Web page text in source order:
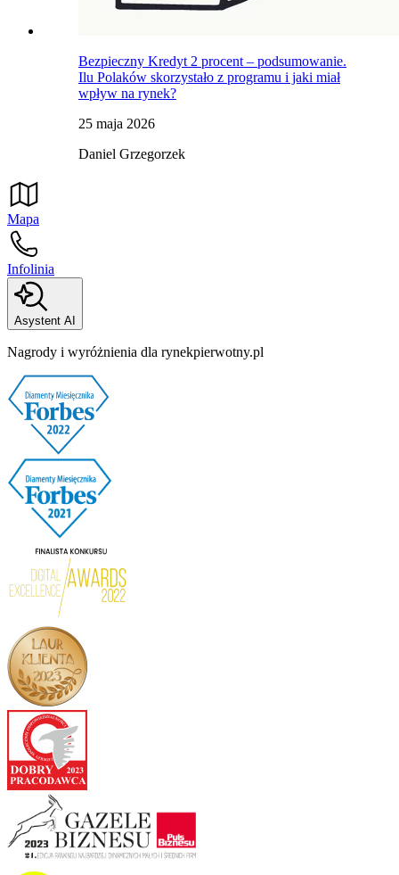
Bezpieczny Kredyt 2 procent – podsumowanie.
Ilu Polaków skorzystało z programu i jaki miał
wpływ na rynek?
25 maja 2026
Daniel Grzegorzek
Mapa
Infolinia
Asystent AI
Nagrody i wyróżnienia dla rynekpierwotny.pl